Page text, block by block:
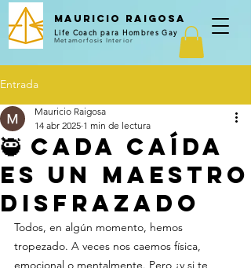
Mauricio Raigosa
Life Coach para Hombres Gay
Metamorfosis Interior
Entrada
🥷 Cada caída
es un maestro
disfrazado
Mauricio Raigosa
14 abr 2025 1 min de lectura
Todos, en algún momento, hemos
tropezado. A veces nos caemos física,
emocional o mentalmente. Pero ¿y si te